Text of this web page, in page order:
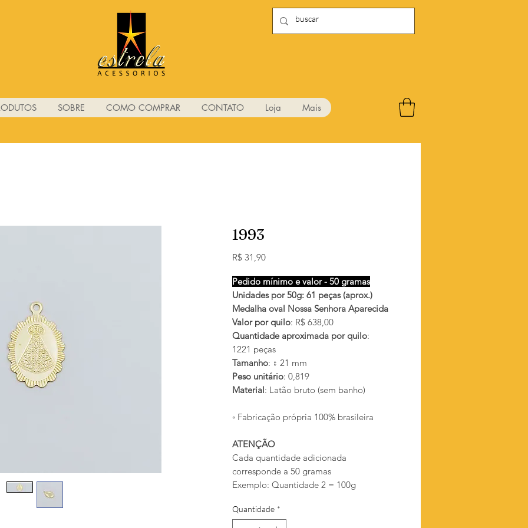
SOBRE COMO COMPRAR CONTATO Loja Mais
1993
R$ 31,90Preço
Pedido mínimo e valor - 50 gramas
Unidades por 50g: 61 peças (aprox.)
Medalha oval Nossa Senhora Aparecida
Valor por quilo: R$ 638,00
Quantidade aproximada por quilo:
1221 peças
Tamanho: ↕ 21 mm
Peso unitário: 0,819
Material: Latão bruto (sem banho)
◦ Fabricação própria 100% brasileira
ATENÇÃO
Cada quantidade adicionada
corresponde a 50 gramas
Exemplo: Quantidade 2 = 100g
Quantidade *